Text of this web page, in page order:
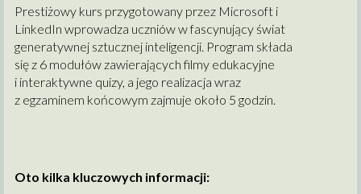
Prestiżowy kurs przygotowany przez Microsoft i
LinkedIn wprowadza uczniów w fascynujący świat
generatywnej sztucznej inteligencji. Program składa
się z 6 modułów zawierających filmy edukacyjne
i interaktywne quizy, a jego realizacja wraz
z egzaminem końcowym zajmuje około 5 godzin.
Oto kilka kluczowych informacji: